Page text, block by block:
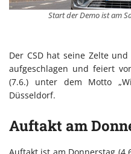
Start der Demo ist am
Der CSD hat seine Zelte und
aufgeschlagen und feiert
(7.6.) unter dem Motto
Düsseldorf.
Auftakt am